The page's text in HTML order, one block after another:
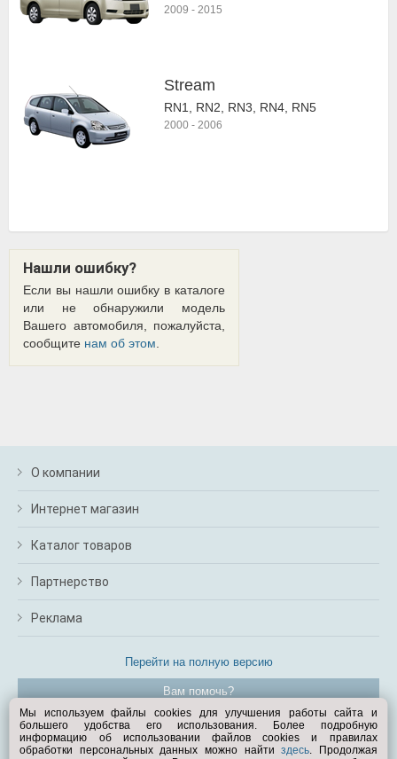
2009 - 2015
Stream
RN1, RN2, RN3, RN4, RN5
2000 - 2006
Нашли ошибку?
Если вы нашли ошибку в каталоге
или не обнаружили модель
Вашего автомобиля, пожалуйста,
сообщите нам об этом
О компании
Интернет магазин
Каталог товаров
Партнерство
Реклама
Перейти на полную версию
Вам помочь?
© Exist.ru 1998—2026
Мы используем файлы cookies для улучшения работы сайта и
большего удобства его использования. Более подробную
информацию об использовании файлов cookies и правилах
обработки персональных данных можно найтиздесь. Продолжая